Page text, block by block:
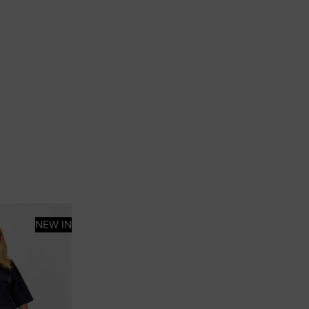
NEW IN